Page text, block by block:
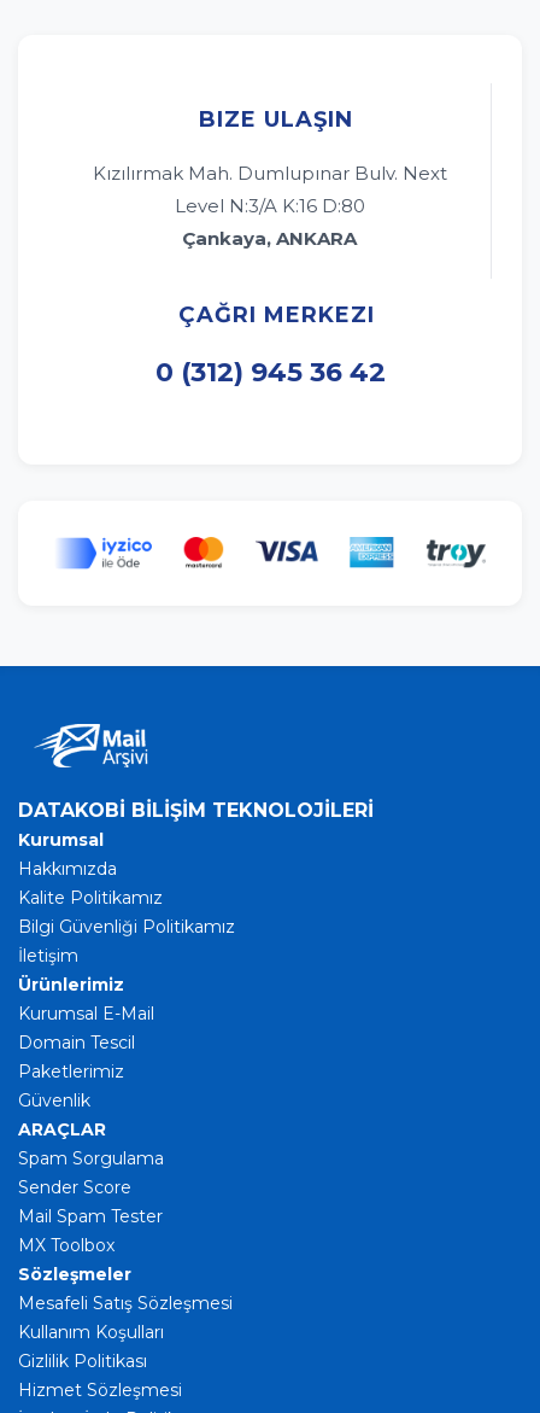
BIZE ULAŞIN
Kızılırmak Mah. Dumlupınar Bulv. Next
Level N:3/A K:16 D:80
Çankaya, ANKARA
ÇAĞRI MERKEZI
0 (312) 945 36 42
DATAKOBİ BİLİŞİM TEKNOLOJİLERİ
Kurumsal
Hakkımızda
Kalite Politikamız
Bilgi Güvenliği Politikamız
İletişim
Ürünlerimiz
Kurumsal E-Mail
Domain Tescil
Paketlerimiz
Güvenlik
ARAÇLAR
Spam Sorgulama
Sender Score
Mail Spam Tester
MX Toolbox
Sözleşmeler
Mesafeli Satış Sözleşmesi
Kullanım Koşulları
Gizlilik Politikası
Hizmet Sözleşmesi